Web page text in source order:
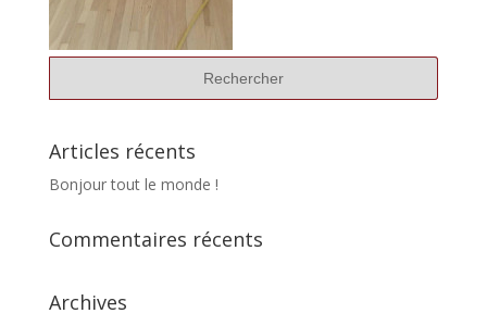
Articles récents
Bonjour tout le monde !
Commentaires récents
Archives